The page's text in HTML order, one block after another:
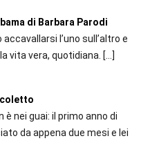
di Barbara Parodi
accavallarsi l’uno sull’altro e
vita vera, quotidiana. […]
è nei guai: il primo anno di
da appena due mesi e lei